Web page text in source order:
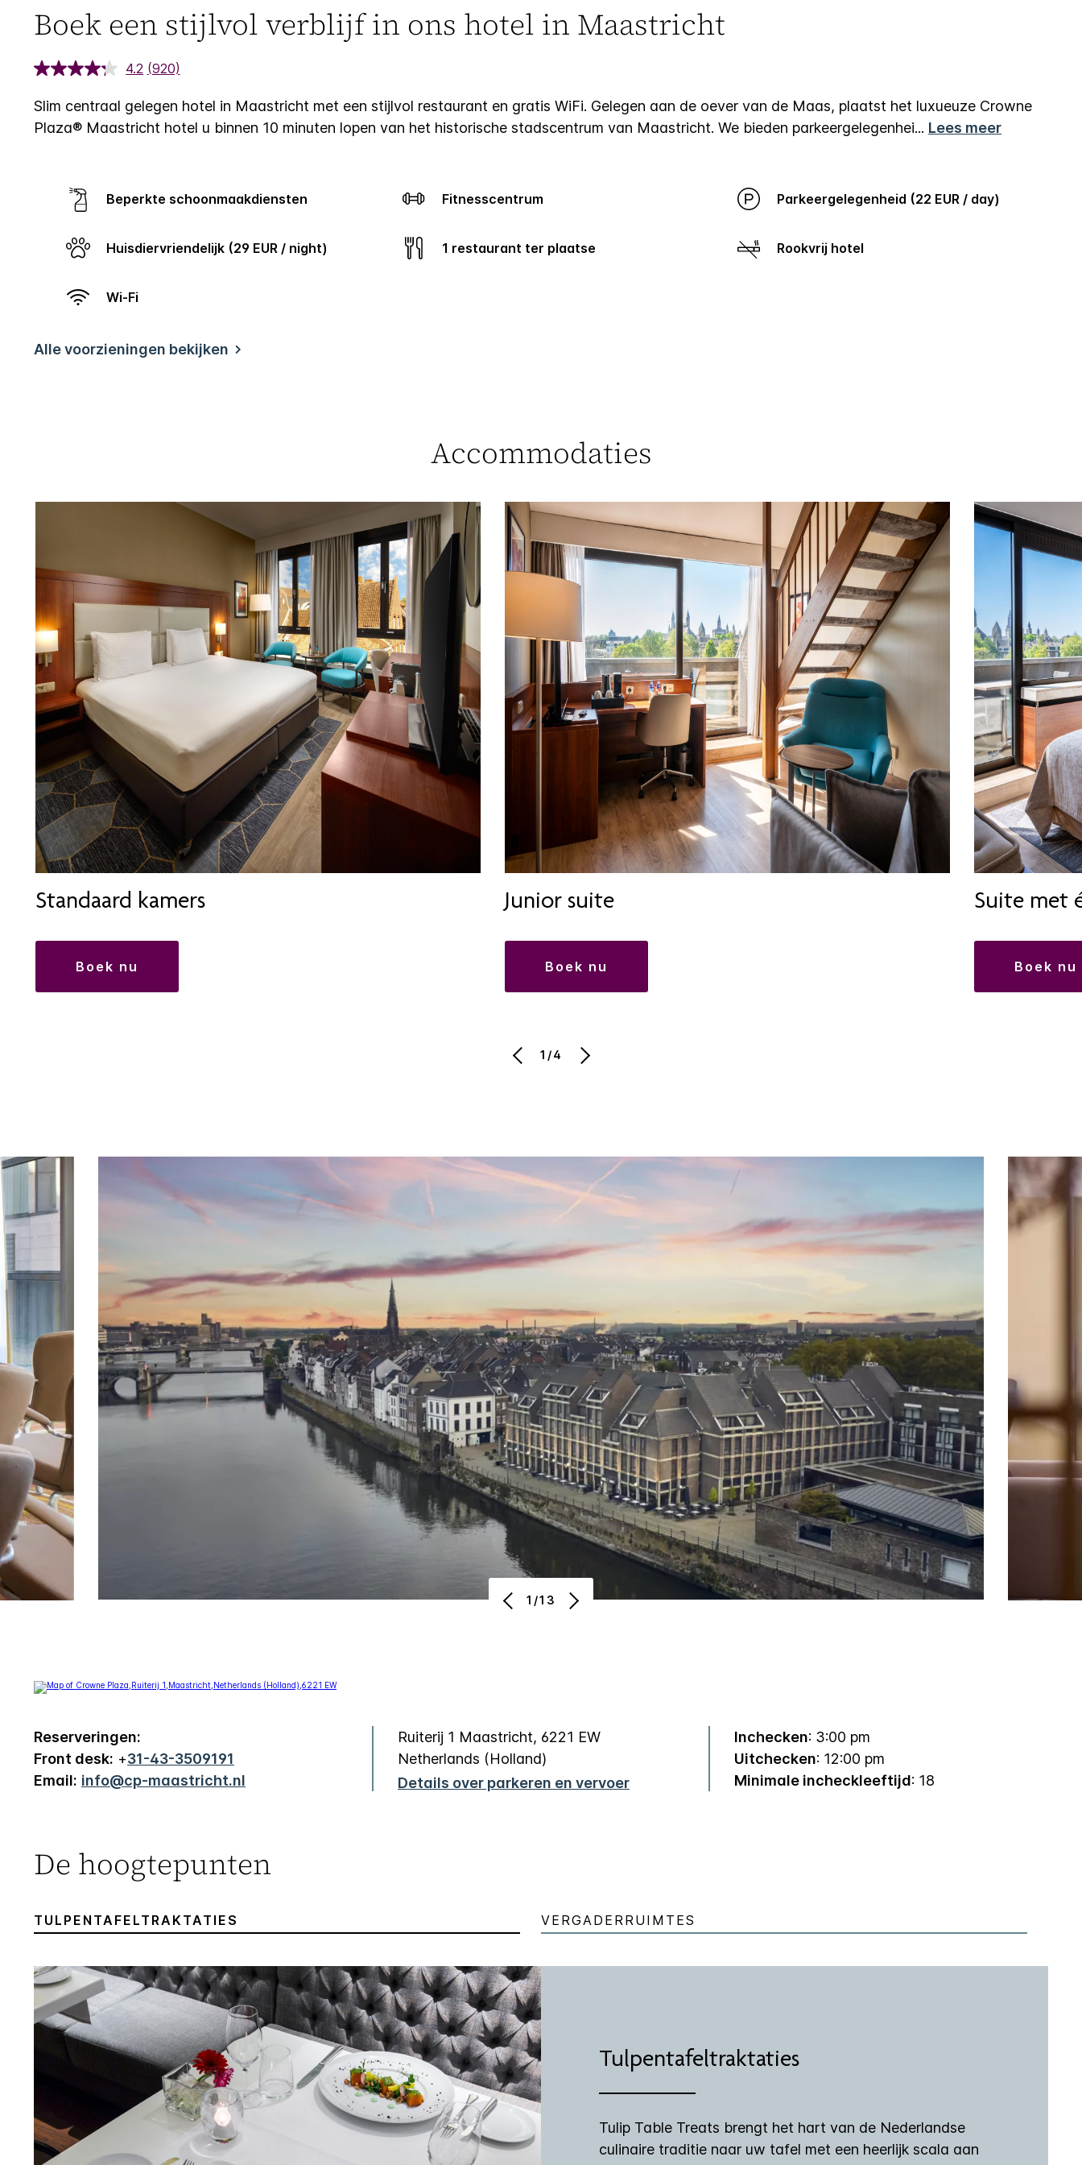
Boek een stijlvol verblijf in ons hotel in Maastricht
4.2 (920)
Slim centraal gelegen hotel in Maastricht met een stijlvol restaurant en gratis WiFi. Gelegen aan de oever van de Maas, plaatst het luxueuze Crowne
Plaza® Maastricht hotel u binnen 10 minuten lopen van het historische stadscentrum van Maastricht. We bieden parkeergelegenhei... Lees meer
Beperkte schoonmaakdiensten Fitnesscentrum Parkeergelegenheid (22 EUR / day)
Huisdiervriendelijk (29 EUR / night) 1 restaurant ter plaatse Rookvrij hotel
Wi-Fi
Alle voorzieningen bekijken
Accommodaties
Standaard kamers
boek nu
Junior suite
boek nu
Suite met
boek nu
1/4
1/13
Reserveringen:
Front desk: +31-43-3509191
Email: info@cp-maastricht.nl
Ruiterij 1 Maastricht, 6221 EW
Netherlands (Holland)
Details over parkeren en vervoer
Inchecken: 3:00 pm
Uitchecken: 12:00 pm
Minimale incheckleeftijd: 18
De hoogtepunten
TULPENTAFELTRAKTATIES VERGADERRUIMTES
Tulpentafeltraktaties
Tulip Table Treats brengt het hart van de Nederlandse
culinaire traditie naar uw tafel met een heerlijk scala aan